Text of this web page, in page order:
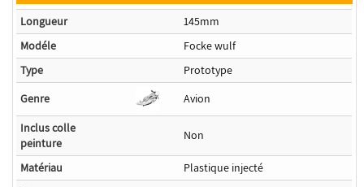
Longueur
145mm
Modéle
Focke wulf
Type
Prototype
Genre
Avion
Inclus colle
peinture
Non
Matériau
Plastique injecté